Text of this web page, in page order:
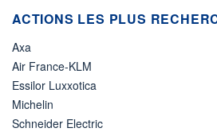
ACTIONS LES PLUS
Axa
Air France-KLM
Essilor Luxxotica
Michelin
Schneider Electric